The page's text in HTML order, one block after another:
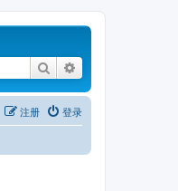
搜索
登录
注册